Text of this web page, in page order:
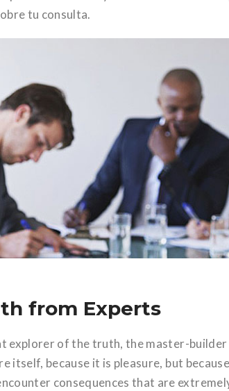
tu consulta.
from Experts
explorer of the truth, the master-builder
itself, because it is pleasure, but
consequences that are